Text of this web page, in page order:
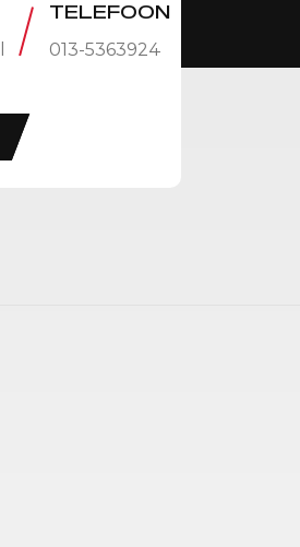
TELEFOON
013-5363924